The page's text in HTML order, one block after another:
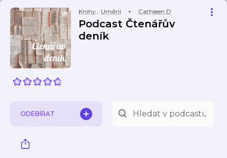
Knihy, Umění Cathleen D
Podcast Čtenářův
deník
ODEBÍRAT